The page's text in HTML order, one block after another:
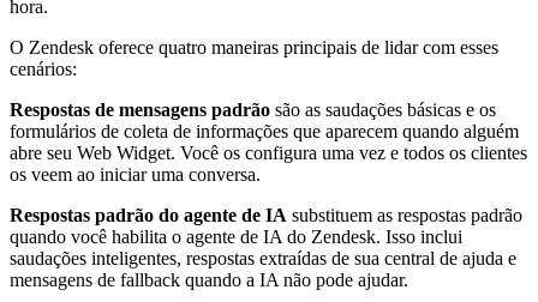
hora.
O Zendesk oferece quatro maneiras principais de lidar com esses
cenários:
Respostas de mensagens padrão são as saudações básicas e os
formulários de coleta de informações que aparecem quando alguém
abre seu Web Widget. Você os configura uma vez e todos os clientes
os veem ao iniciar uma conversa.
Respostas padrão do agente de IA substituem as respostas padrão
quando você habilita o agente de IA do Zendesk. Isso inclui
saudações inteligentes, respostas extraídas de sua central de ajuda e
mensagens de fallback quando a IA não pode ajudar.